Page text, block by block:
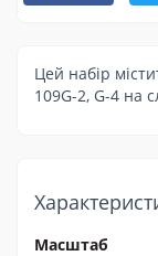
Цей набір
109G-2, G-4 на
Масштаб